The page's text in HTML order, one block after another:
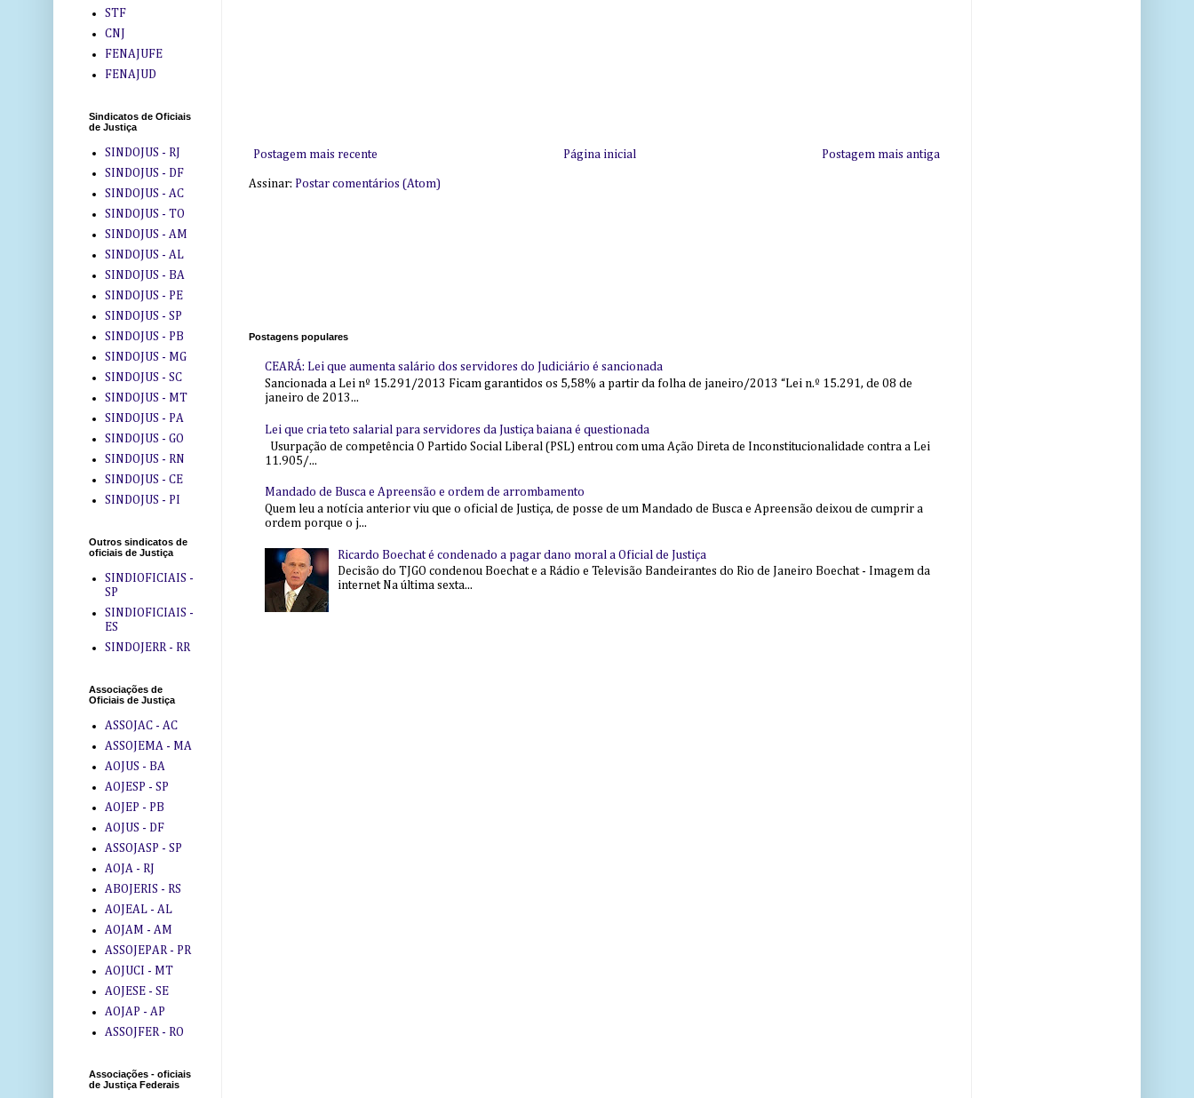
Postagem mais recente Postagem mais antiga
Página inicial
Assinar: Postar comentários (Atom)
Postagens populares
CEARÁ: Lei que aumenta salário dos servidores do Judiciário é sancionada
Sancionada a Lei nº 15.291/2013 Ficam garantidos os 5,58% a partir da folha de janeiro/2013 “Lei n.º 15.291, de 08 de
janeiro de 2013...
Lei que cria teto salarial para servidores da Justiça baiana é questionada
Usurpação de competência O Partido Social Liberal (PSL) entrou com uma Ação Direta de Inconstitucionalidade contra a Lei
11.905/...
Mandado de Busca e Apreensão e ordem de arrombamento
Quem leu a notícia anterior viu que o oficial de Justiça, de posse de um Mandado de Busca e Apreensão deixou de cumprir a
ordem porque o j...
Ricardo Boechat é condenado a pagar dano moral a Oficial de Justiça
Decisão do TJGO condenou Boechat e a Rádio e Televisão Bandeirantes do Rio de Janeiro Boechat - Imagem da
internet Na última sexta...
STF
CNJ
FENAJUFE
FENAJUD
Sindicatos de Oficiais
de Justiça
SINDOJUS - RJ
SINDOJUS - DF
SINDOJUS - AC
SINDOJUS - TO
SINDOJUS - AM
SINDOJUS - AL
SINDOJUS - BA
SINDOJUS - PE
SINDOJUS - SP
SINDOJUS - PB
SINDOJUS - MG
SINDOJUS - SC
SINDOJUS - MT
SINDOJUS - PA
SINDOJUS - GO
SINDOJUS - RN
SINDOJUS - CE
SINDOJUS - PI
Outros sindicatos de
oficiais de Justiça
SINDIOFICIAIS -
SP
SINDIOFICIAIS -
ES
SINDOJERR - RR
Associações de
Oficiais de Justiça
ASSOJAC - AC
ASSOJEMA - MA
AOJUS - BA
AOJESP - SP
AOJEP - PB
AOJUS - DF
ASSOJASP - SP
AOJA - RJ
ABOJERIS - RS
AOJEAL - AL
AOJAM - AM
ASSOJEPAR - PR
AOJUCI - MT
AOJESE - SE
AOJAP - AP
ASSOJFER - RO
Associações - oficiais
de Justiça Federais